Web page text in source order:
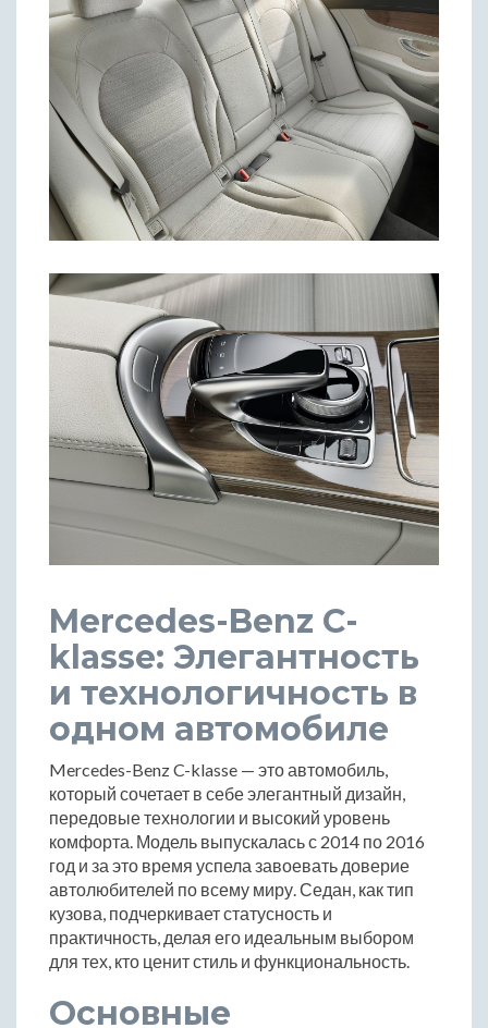
Mercedes-Benz C-
klasse: Элегантность
и технологичность в
одном автомобиле
Mercedes-Benz C-klasse — это автомобиль,
который сочетает в себе элегантный дизайн,
передовые технологии и высокий уровень
комфорта. Модель выпускалась с 2014 по 2016
год и за это время успела завоевать доверие
автолюбителей по всему миру. Седан, как тип
кузова, подчеркивает статусность и
практичность, делая его идеальным выбором
для тех, кто ценит стиль и функциональность.
Основные